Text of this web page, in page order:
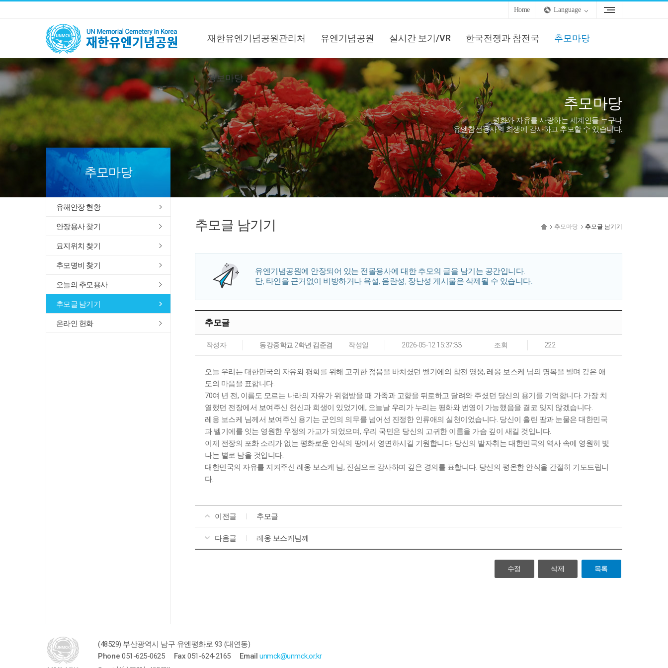
Home Language
재한유엔기념공원관리처 유엔기념공원 실시간 보기/VR 한국전쟁과 참전국 추모마당
정보마당
추모마당
평화와 자유를 사랑하는 세계인들 누구나
유엔참전용사의 희생에 감사하고 추모할 수 있습니다.
추모마당
유해안장 현황
안장용사 찾기
묘지위치 찾기
추모명비 찾기
오늘의 추모용사
추모글 남기기
온라인 헌화
추모글 남기기 추모마당 추모글 남기기
유엔기념공원에 안장되어 있는 전몰용사에 대한 추모의 글을 남기는 공간입니다.
단, 타인을 근거없이 비방하거나 욕설, 음란성, 장난성 게시물은 삭제될 수 있습니다.
추모글
작성자 동강중학교 2학년 김준겸 작성일 2026-05-12 15:37:33 조회 222
오늘 우리는 대한민국의 자유와 평화를 위해 고귀한 젊음을 바치셨던 벨기에의 참전 영웅, 레옹 보스케 님의 명복을 빌며 깊은 애
도의 마음을 표합니다.
70여 년 전, 이름도 모르는 나라의 자유가 위협받을 때 가족과 고향을 뒤로하고 달려와 주셨던 당신의 용기를 기억합니다. 가장 치
열했던 전장에서 보여주신 헌신과 희생이 있었기에, 오늘날 우리가 누리는 평화와 번영이 가능했음을 결코 잊지 않겠습니다.
레옹 보스케 님께서 보여주신 용기는 군인의 의무를 넘어선 진정한 인류애의 실천이었습니다. 당신이 흘린 땀과 눈물은 대한민국
과 벨기에를 잇는 영원한 우정의 가교가 되었으며, 우리 국민은 당신의 고귀한 이름을 가슴 깊이 새길 것입니다.
이제 전장의 포화 소리가 없는 평화로운 안식의 땅에서 영면하시길 기원합니다. 당신의 발자취는 대한민국의 역사 속에 영원히 빛
나는 별로 남을 것입니다.
대한민국의 자유를 지켜주신 레옹 보스케 님, 진심으로 감사하며 깊은 경의를 표합니다. 당신의 평온한 안식을 간절히 기도드립니
다.
이전글 추모글
다음글 레옹 보스케님께
수정 삭제 목록
(48529) 부산광역시 남구 유엔평화로 93 (대연동)
Phone 051-625-0625 Fax 051-624-2165 Email unmck@unmck.or.kr